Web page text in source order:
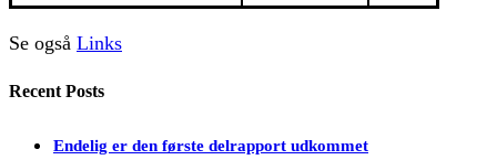
Se også Links
Recent Posts
Endelig er den første delrapport udkommet